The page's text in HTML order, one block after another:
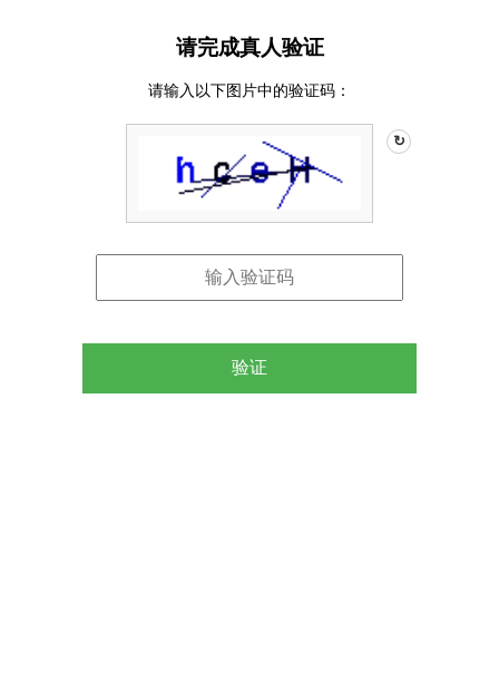
请完成真人验证
请输入以下图片中的验证码：
↻
验证